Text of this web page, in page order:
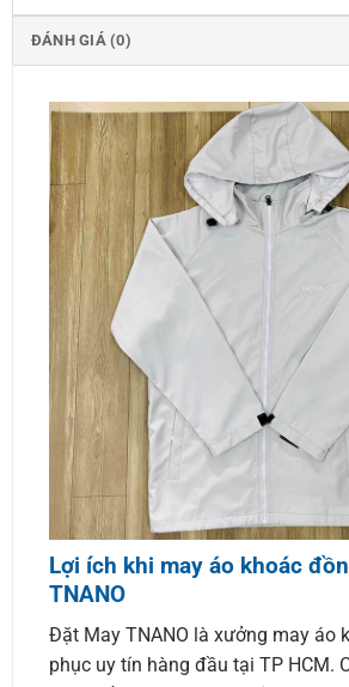
ĐÁNH GIÁ (0)
Lợi ích khi may áo khoác
TNANO
Đặt May TNANO là xưởng may áo
phục uy tín hàng đầu tại TP HCM.